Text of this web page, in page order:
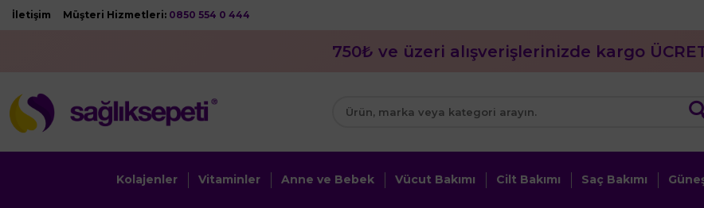
İletişim Müşteri Hizmetleri: 0850 554 0 444
750₺ ve üzeri alışverişlerinizde kargo
Kolajenler Vitaminler Anne ve Bebek Vücut Bakımı Cilt Bakımı Saç Bakımı